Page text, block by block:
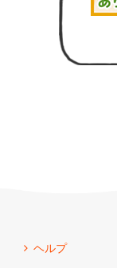
ヘルプ